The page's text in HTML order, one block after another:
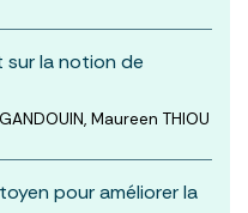
sur la notion de
Maureen THIOU
pour améliorer la